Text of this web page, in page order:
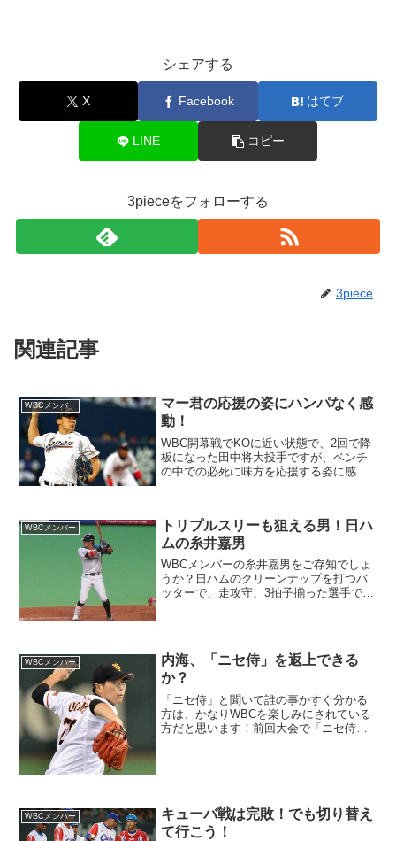
シェアする
X Facebook はてブ
LINE コピー
3pieceをフォローする
3piece
関連記事
WBCメンバー
マー君の応援の姿にハンパなく感
動！
WBC開幕戦でKOに近い状態で、2回で降
板になった田中将大投手ですが、ベンチ
の中での必死に味方を応援する姿に感動
された後のも、第2戦...
WBCメンバー
トリプルスリーも狙える男！日ハ
ムの糸井嘉男
WBCメンバーの糸井嘉男をご存知でしょ
うか？日ハムのクリーンナップを打つバ
ッターで、走攻守、3拍子揃った選手で
WBCでおそらく3番...
WBCメンバー
内海、「ニセ侍」を返上できる
か？
「ニセ侍」と聞いて誰の事かすぐ分かる
方は、かなりWBCを楽しみにされている
方だと思います！前回大会で「ニセ侍」
WBCメンバー
キューバ戦は完敗！でも切り替え
て行こう！